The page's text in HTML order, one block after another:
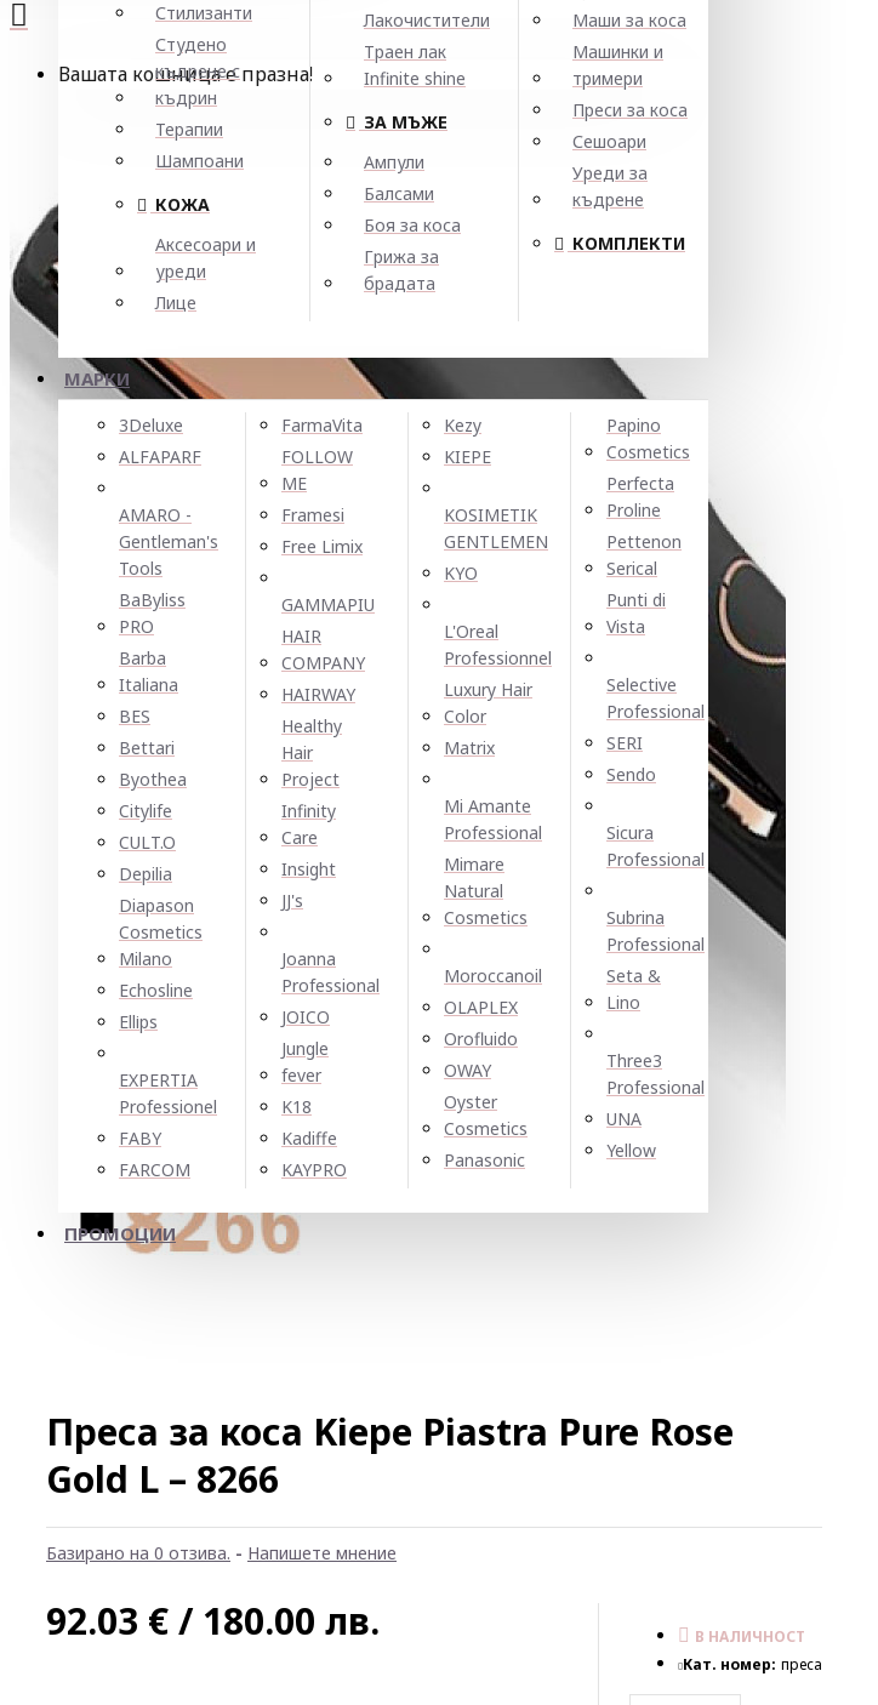
Стилизанти
Студено
къдрене с
къдрин
Терапии
Шампоани
КОЖА
Аксесоари и
уреди
Лице
Лакочистители
Траен лак
Infinite shine
ЗА МЪЖЕ
Ампули
Балсами
Боя за коса
Грижа за
брадата
Маши за коса
Машинки и
тримери
Преси за коса
Сешоари
Уреди за
къдрене
КОМПЛЕКТИ
МАРКИ
3Deluxe
ALFAPARF
AMARO -
Gentleman's
Tools
BaByliss
PRO
Barba
Italiana
BES
Bettari
Byothea
Citylife
CULT.O
Depilia
Diapason
Cosmetics
Milano
Echosline
Ellірѕ
EXPERTIA
Professionel
FABY
FARCOM
FarmaVita
FOLLOW
ME
Framesi
Free Limix
GAMMAPIU
HAIR
COMPANY
HAIRWAY
Healthy
Hair
Project
Infinity
Care
Insight
JJ's
Joanna
Professional
JOICO
Jungle
fever
K18
Kadiffe
KAYPRO
Kezy
KIEPE
KOSIMETIK
GENTLEMEN
KYO
L'Oreal
Professionnel
Luxury Hair
Color
Matrix
Mi Amante
Professional
Mimare
Natural
Cosmetics
Moroccanoil
OLAPLEX
Orofluido
OWAY
Oyster
Cosmetics
Panasonic
Papino
Cosmetics
Perfecta
Proline
Pettenon
Serical
Punti di
Vista
Selective
Professional
SERI
Sendo
Sicura
Professional
Subrina
Professional
Seta &
Lino
Three3
Professional
UNA
Yellow
ПРОМОЦИИ
Вашата кошница е празна!
Преса за коса Kiepe Piastra Pure Rose
Gold L – 8266
Базирано на 0 отзива. - Напишете мнение
92.03 € / 180.00 лв.
В НАЛИЧНОСТ
Кат. номер: преса